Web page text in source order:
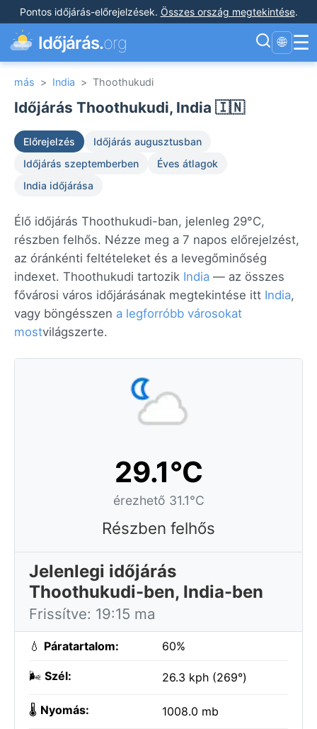
Pontos időjárás-előrejelzések. Összes ország megtekintése.
Időjárás.org 🌐 ☰
más > India > Thoothukudi
Időjárás Thoothukudi, India 🇮🇳
Előrejelzés
Időjárás augusztusban
Időjárás szeptemberben
Éves átlagok
India időjárása
Élő időjárás Thoothukudi-ban, jelenleg 29°C,
részben felhős. Nézze meg a 7 napos előrejelzést,
az óránkénti feltételeket és a levegőminőség
indexet. Thoothukudi tartozik India — az összes
fővárosi város időjárásának megtekintése itt India,
vagy böngésszen a legforróbb városokat
mostvilágszerte.
29.1°C
érezhető 31.1°C
Részben felhős
Jelenlegi időjárás
Thoothukudi-ben, India-ben
Frissítve: 19:15 ma
💧 Páratartalom: 60%
🌬️ Szél: 26.3 kph (269°)
🌡️ Nyomás: 1008.0 mb